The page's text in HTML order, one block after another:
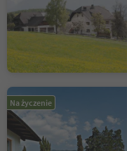
Na życzenie